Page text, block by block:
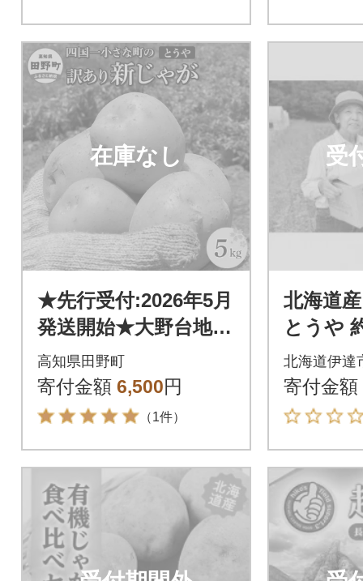
在庫なし
★先行受付:2026年5月
発送開始★大野台地で
採れた令和8年産新じ
ゃがいも『とうや』5
kg訳あり品
高知県田野町
寄付金額 6,500円
（1件）
受
北海道
とうや
北海道伊達
寄付金額